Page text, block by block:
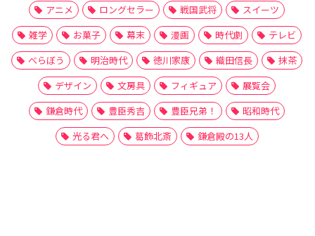
アニメ
ロングセラー 戦国武将
スイーツ
雑学
お菓子 幕末 漫画 時代劇
テレビ
べらぼう
明治時代 徳川家康 織田信長
抹茶
デザイン
文房具 フィギュア
展覧会
鎌倉時代
豊臣秀吉 豊臣兄弟！
昭和時代
光る君へ
葛飾北斎 鎌倉殿の13人